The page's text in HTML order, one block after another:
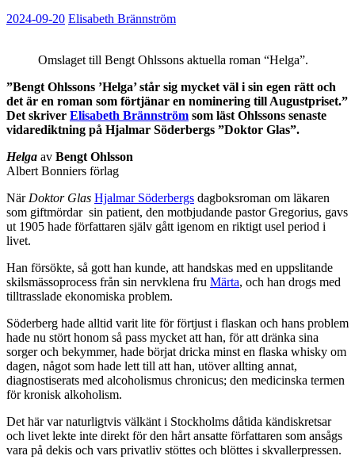
2024-09-20 Elisabeth Brännström
Omslaget till Bengt Ohlssons aktuella roman “Helga”.
”Bengt Ohlssons ’Helga’ står sig mycket väl i sin egen rätt och
det är en roman som förtjänar en nominering till Augustpriset.”
Det skriver Elisabeth Brännström som läst Ohlssons senaste
vidarediktning på Hjalmar Söderbergs ”Doktor Glas”.
Helga av Bengt Ohlsson
Albert Bonniers förlag
När Doktor Glas Hjalmar Söderbergs dagboksroman om läkaren
som giftmördar sin patient, den motbjudande pastor Gregorius, gavs
ut 1905 hade författaren själv gått igenom en riktigt usel period i
livet.
Han försökte, så gott han kunde, att handskas med en uppslitande
skilsmässoprocess från sin nervklena fru Märta, och han drogs med
tilltrasslade ekonomiska problem.
Söderberg hade alltid varit lite för förtjust i flaskan och hans problem
hade nu stört honom så pass mycket att han, för att dränka sina
sorger och bekymmer, hade börjat dricka minst en flaska whisky om
dagen, något som hade lett till att han, utöver allting annat,
diagnostiserats med alcoholismus chronicus; den medicinska termen
för kronisk alkoholism.
Det här var naturligtvis välkänt i Stockholms dåtida kändiskretsar
och livet lekte inte direkt för den hårt ansatte författaren som ansågs
vara på dekis och vars privatliv stöttes och blöttes i skvallerpressen.